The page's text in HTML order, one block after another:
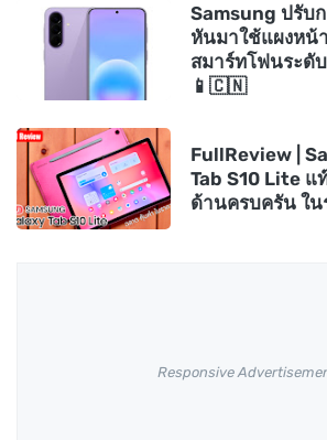
Samsung ปรับ
หันมาใช้แผงหน้
สมาร์ทโฟนระดั
📱🇨🇳
FullReview |
Tab S10 Lite แ
ด้านครบครัน ใ
Responsive